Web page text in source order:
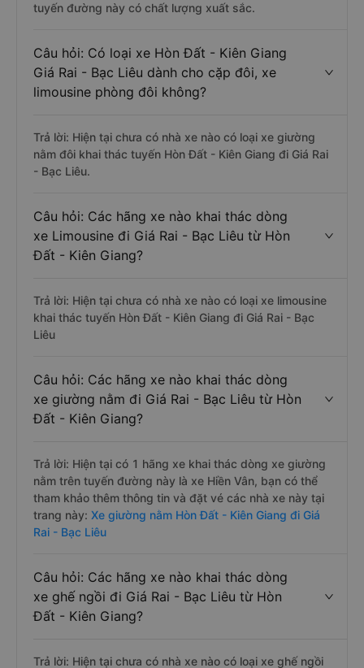
tuyến đường này có chất lượng xuất sắc.
Câu hỏi: Có loại xe Hòn Đất - Kiên Giang
Giá Rai - Bạc Liêu dành cho cặp đôi, xe
limousine phòng đôi không?
Trả lời: Hiện tại chưa có nhà xe nào có loại xe giường
nằm đôi khai thác tuyến Hòn Đất - Kiên Giang đi Giá Rai
- Bạc Liêu.
Câu hỏi: Các hãng xe nào khai thác dòng
xe Limousine đi Giá Rai - Bạc Liêu từ Hòn
Đất - Kiên Giang?
Trả lời: Hiện tại chưa có nhà xe nào có loại xe limousine
khai thác tuyến Hòn Đất - Kiên Giang đi Giá Rai - Bạc
Liêu
Câu hỏi: Các hãng xe nào khai thác dòng
xe giường nằm đi Giá Rai - Bạc Liêu từ Hòn
Đất - Kiên Giang?
Trả lời: Hiện tại có 1 hãng xe khai thác dòng xe giường
nằm trên tuyến đường này là xe Hiền Vân, bạn có thể
tham khảo thêm thông tin và đặt vé các nhà xe này tại
trang này: Xe giường nằm Hòn Đất - Kiên Giang đi Giá
Rai - Bạc Liêu
Câu hỏi: Các hãng xe nào khai thác dòng
xe ghế ngồi đi Giá Rai - Bạc Liêu từ Hòn
Đất - Kiên Giang?
Trả lời: Hiện tại chưa có nhà xe nào có loại xe ghế ngồi